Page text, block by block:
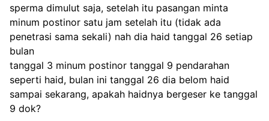
sperma dimulut saja, setelah itu pasangan minta
minum postinor satu jam setelah itu (tidak ada
penetrasi sama sekali) nah dia haid tanggal 26 setiap
bulan
tanggal 3 minum postinor tanggal 9 pendarahan
seperti haid, bulan ini tanggal 26 dia belom haid
sampai sekarang, apakah haidnya bergeser ke tanggal
9 dok?